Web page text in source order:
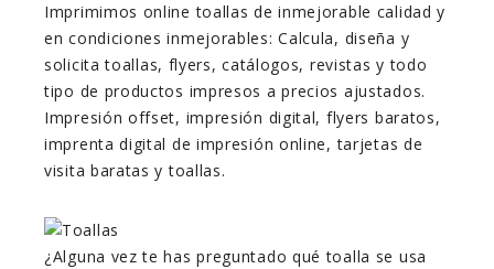
Imprimimos online toallas de inmejorable calidad y
en condiciones inmejorables: Calcula, diseña y
solicita toallas, flyers, catálogos, revistas y todo
tipo de productos impresos a precios ajustados.
Impresión offset, impresión digital, flyers baratos,
imprenta digital de impresión online, tarjetas de
visita baratas y toallas.
¿Alguna vez te has preguntado qué toalla se usa